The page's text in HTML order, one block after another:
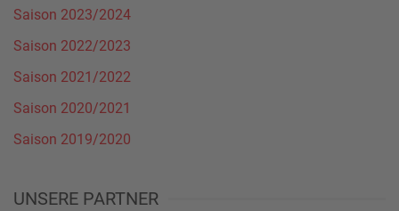
Saison 2023/2024
Saison 2022/2023
Saison 2021/2022
Saison 2020/2021
Saison 2019/2020
UNSERE PARTNER